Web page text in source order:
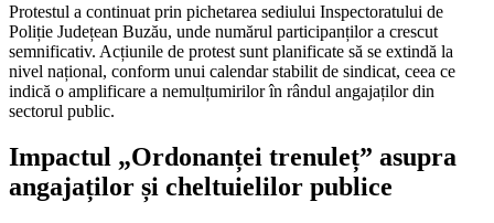
Protestul a continuat prin pichetarea sediului Inspectoratului de
Poliție Județean Buzău, unde numărul participanților a crescut
semnificativ. Acțiunile de protest sunt planificate să se extindă la
nivel național, conform unui calendar stabilit de sindicat, ceea ce
indică o amplificare a nemulțumirilor în rândul angajaților din
sectorul public.
Impactul „Ordonanței trenuleț” asupra
angajaților și cheltuielilor publice